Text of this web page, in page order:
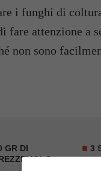
i funghi di
fare attenzione a
non sono
GR DI
3